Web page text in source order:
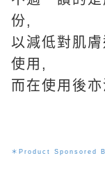
份,
以減低對肌
使用,
而在使用後
＊ Product Sponsored